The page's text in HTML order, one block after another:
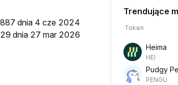
dnia 4 cze 2024
dnia 27 mar 2026
Trendujące
Token
Heima
HEI
Pudgy
PENGU